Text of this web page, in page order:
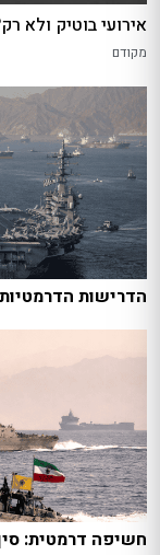
אירועי בוטיק ולא
מקודם
הדרישות
חשיפה דרמטית: